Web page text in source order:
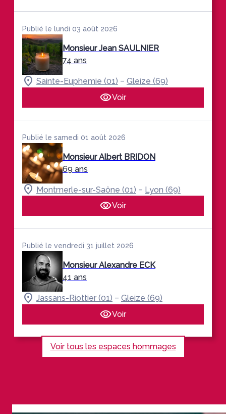
Publié le lundi 03 août 2026
Monsieur Jean SAULNIER
74 ans
Sainte-Euphemie (01) – Gleize (69)
Voir
Publié le samedi 01 août 2026
Monsieur Albert BRIDON
69 ans
Montmerle-sur-Saône (01) – Lyon (69)
Voir
Publié le vendredi 31 juillet 2026
Monsieur Alexandre ECK
41 ans
Jassans-Riottier (01) – Gleize (69)
Voir
Voir tous les espaces hommages